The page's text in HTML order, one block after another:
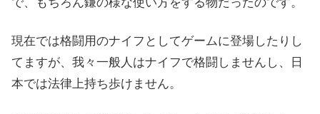
現在では格闘用のナイフとしてゲームに登場したりし
てますが、我々一般人はナイフで格闘しませんし、日
本では法律上持ち歩けません。